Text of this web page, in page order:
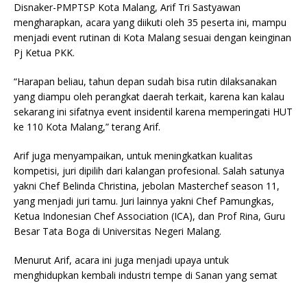
Disnaker-PMPTSP Kota Malang, Arif Tri Sastyawan
mengharapkan, acara yang diikuti oleh 35 peserta ini, mampu
menjadi event rutinan di Kota Malang sesuai dengan keinginan
Pj Ketua PKK.
“Harapan beliau, tahun depan sudah bisa rutin dilaksanakan
yang diampu oleh perangkat daerah terkait, karena kan kalau
sekarang ini sifatnya event insidentil karena memperingati HUT
ke 110 Kota Malang,” terang Arif.
Arif juga menyampaikan, untuk meningkatkan kualitas
kompetisi, juri dipilih dari kalangan profesional. Salah satunya
yakni Chef Belinda Christina, jebolan Masterchef season 11,
yang menjadi juri tamu. Juri lainnya yakni Chef Pamungkas,
Ketua Indonesian Chef Association (ICA), dan Prof Rina, Guru
Besar Tata Boga di Universitas Negeri Malang.
Menurut Arif, acara ini juga menjadi upaya untuk
menghidupkan kembali industri tempe di Sanan yang semat